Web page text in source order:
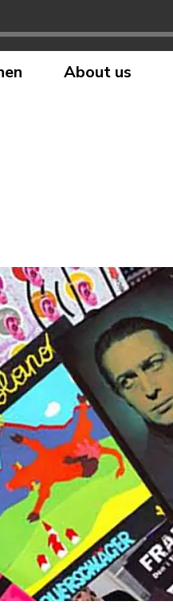
About us